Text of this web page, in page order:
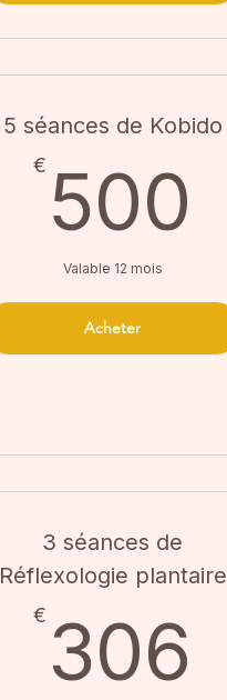
5 séances de Kobido
€ 500
Valable 12 mois
Acheter
3 séances de
Réflexologie plantaire
€ 306